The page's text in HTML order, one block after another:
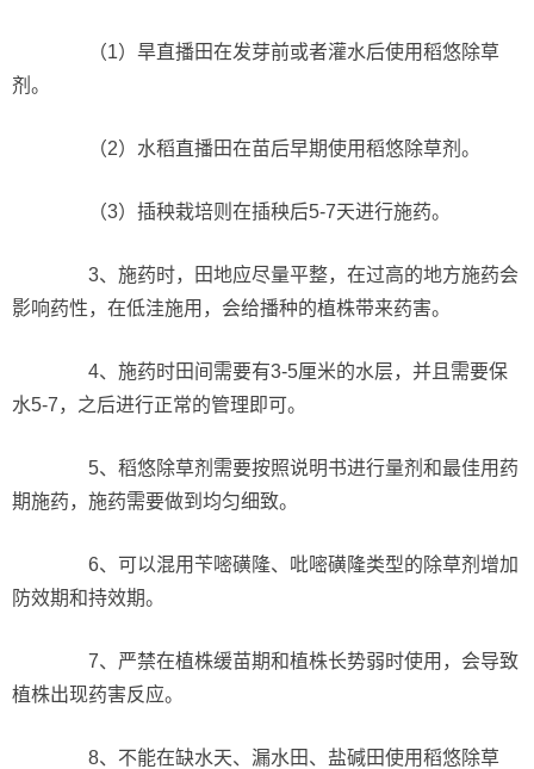
（1）旱直播田在发芽前或者灌水后使用稻悠除草
剂。
（2）水稻直播田在苗后早期使用稻悠除草剂。
（3）插秧栽培则在插秧后5-7天进行施药。
3、施药时，田地应尽量平整，在过高的地方施药会
影响药性，在低洼施用，会给播种的植株带来药害。
4、施药时田间需要有3-5厘米的水层，并且需要保
水5-7，之后进行正常的管理即可。
5、稻悠除草剂需要按照说明书进行量剂和最佳用药
期施药，施药需要做到均匀细致。
6、可以混用苄嘧磺隆、吡嘧磺隆类型的除草剂增加
防效期和持效期。
7、严禁在植株缓苗期和植株长势弱时使用，会导致
植株出现药害反应。
8、不能在缺水天、漏水田、盐碱田使用稻悠除草